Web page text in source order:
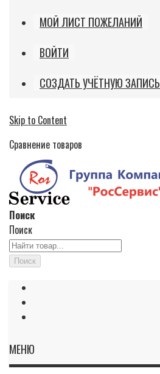
МОЙ ЛИСТ ПОЖЕЛАНИЙ
ВОЙТИ
СОЗДАТЬ УЧЁТНУЮ ЗАПИСЬ
Skip to Content
Сравнение товаров
Поиск
Поиск
Поиск
МЕНЮ